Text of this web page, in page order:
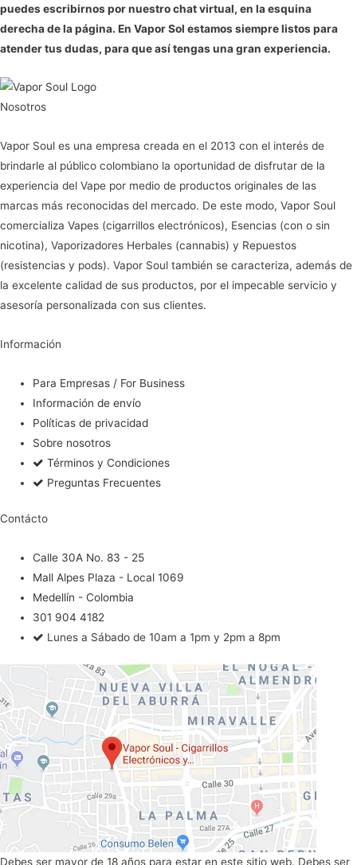
puedes escribirnos por nuestro chat virtual, en la esquina
derecha de la página. En Vapor Sol estamos siempre listos para
atender tus dudas, para que así tengas una gran experiencia.
Nosotros
Vapor Soul es una empresa creada en el 2013 con el interés de
brindarle al público colombiano la oportunidad de disfrutar de la
experiencia del Vape por medio de productos originales de las
marcas más reconocidas del mercado. De este modo, Vapor Soul
comercializa Vapes (cigarrillos electrónicos), Esencias (con o sin
nicotina), Vaporizadores Herbales (cannabis) y Repuestos
(resistencias y pods). Vapor Soul también se caracteriza, además de
la excelente calidad de sus productos, por el impecable servicio y
asesoría personalizada con sus clientes.
Información
Para Empresas / For Business
Información de envío
Políticas de privacidad
Sobre nosotros
Términos y Condiciones
Preguntas Frecuentes
Contácto
Calle 30A No. 83 - 25
Mall Alpes Plaza - Local 1069
Medellín - Colombia
301 904 4182
Lunes a Sábado de 10am a 1pm y 2pm a 8pm
Debes ser mayor de 18 años para estar en este sitio web. Debes ser